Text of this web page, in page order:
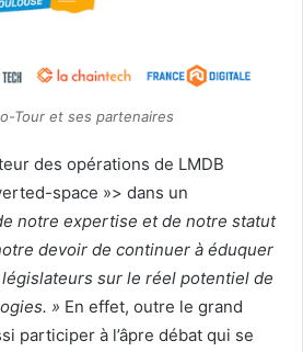
Tour et ses partenaires
des opérations de LMDB
space »> dans un
notre expertise et de notre statut
devoir de continuer à éduquer
sur le réel potentiel de
» En effet, outre le grand
participer à l’âpre débat qui se